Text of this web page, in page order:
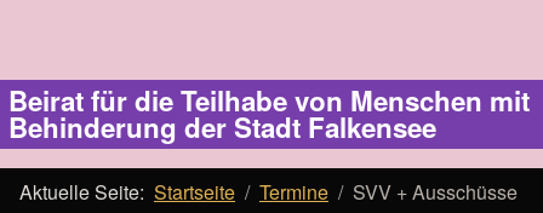
Beirat für die Teilhabe von Menschen mit
Behinderung der Stadt Falkensee
Aktuelle Seite: Startseite Termine SVV + Ausschüsse